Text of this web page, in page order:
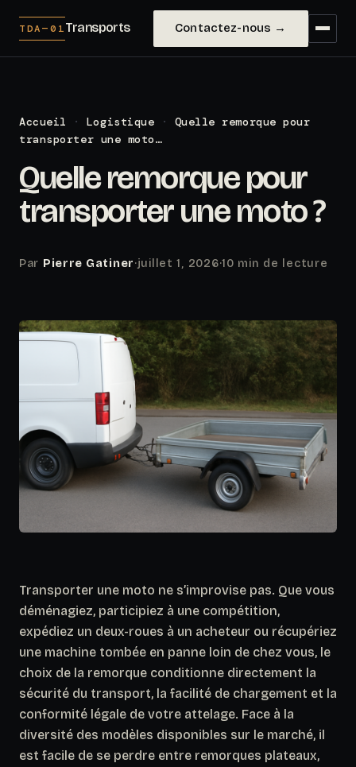
TDA—01Transports Contactez-nous →
Accueil · Logistique ·
Quelle remorque pour
transporter une moto…
Quelle remorque pour
transporter une moto ?
Par Pierre Gatiner·juillet 1, 2026·10 min de lecture
Transporter une moto ne s’improvise pas. Que vous
déménagiez, participiez à une compétition,
expédiez un deux-roues à un acheteur ou récupériez
une machine tombée en panne loin de chez vous, le
choix de la remorque conditionne directement la
sécurité du transport, la facilité de chargement et la
conformité légale de votre attelage. Face à la
diversité des modèles disponibles sur le marché, il
est facile de se perdre entre remorques plateaux,